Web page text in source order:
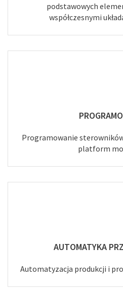
podstawowych
współczesnymi
Programowanie
platform
AUTOMATYKA
Automatyzacja produkcji i